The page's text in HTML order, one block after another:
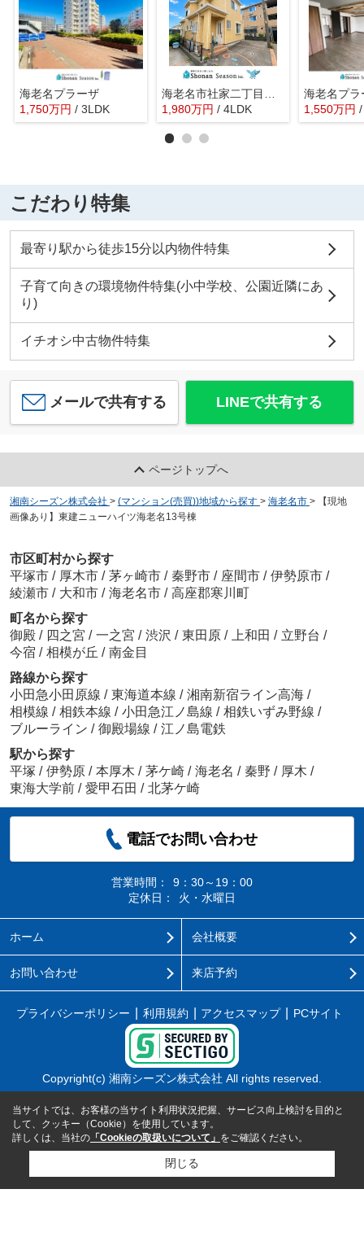
海老名プラーザ
1,750万円 / 3LDK
1,980万円 / 4LDK
海老名プラ
1,550万円
こだわり特集
最寄り駅から徒歩15分以内物件特集
子育て向きの環境物件特集(小中学校、公園近隣にあ
り)
イチオシ中古物件特集
メールで共有する LINEで共有する
ページトップへ
湘南シーズン株式会社 > (マンション(売買))地域から探す > 海老名市 >
【現地
画像あり】東建ニューハイツ海老名13号棟
市区町村から探す
平塚市 / 厚木市 / 茅ヶ崎市 / 秦野市 / 座間市 / 伊勢原市 /
綾瀬市 / 大和市 / 海老名市 / 高座郡寒川町
町名から探す
御殿 / 四之宮 / 一之宮 / 渋沢 / 東田原 / 上和田 / 立野台 /
今宿 / 相模が丘 / 南金目
路線から探す
小田急小田原線 / 東海道本線 / 湘南新宿ライン高海 /
相模線 / 相鉄本線 / 小田急江ノ島線 / 相鉄いずみ野線 /
ブルーライン / 御殿場線 / 江ノ島電鉄
駅から探す
平塚 / 伊勢原 / 本厚木 / 茅ケ崎 / 海老名 / 秦野 / 厚木 /
東海大学前 / 愛甲石田 / 北茅ケ崎
電話でお問い合わせ
営業時間：
9：30～19：00
定休日：
火・水曜日
ホーム 会社概要
お問い合わせ 来店予約
プライバシーポリシー 利用規約 アクセスマップ PCサイト
Copyright(c) 湘南シーズン株式会社 All rights reserved.
当サイトでは、お客様の当サイト利用状況把握、サービス向上検討を目的と
して、クッキー（Cookie）を使用しています。
詳しくは、当社の 「Cookieの取扱いについて」 をご確認ください。
閉じる